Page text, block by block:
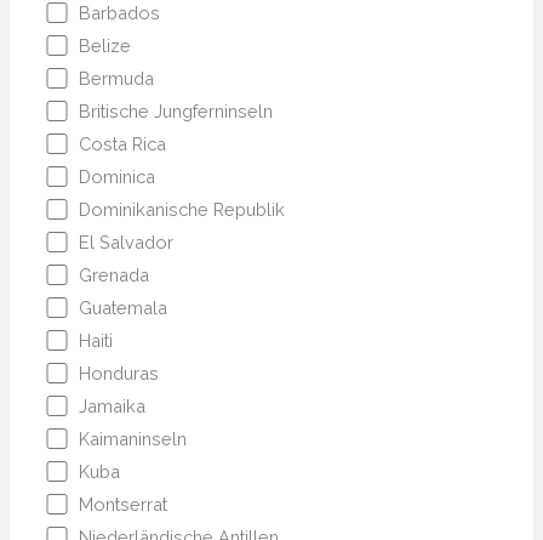
Barbados
Belize
Bermuda
Britische Jungferninseln
Costa Rica
Dominica
Dominikanische Republik
El Salvador
Grenada
Guatemala
Haiti
Honduras
Jamaika
Kaimaninseln
Kuba
Montserrat